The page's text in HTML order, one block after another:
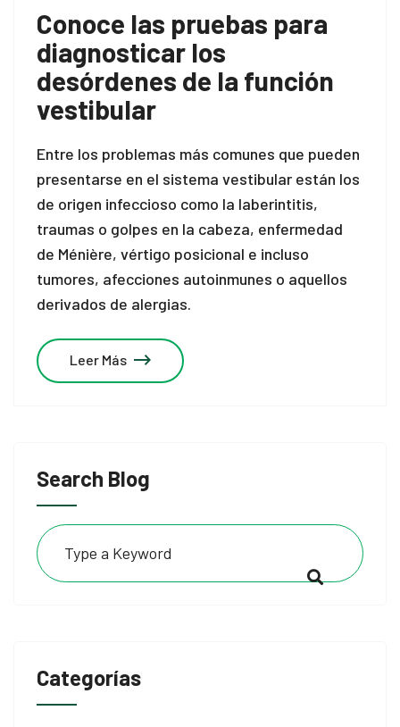
Search Blog
Categorías
Conoce las pruebas para
diagnosticar los
desórdenes de la función
vestibular
Entre los problemas más comunes que pueden
presentarse en el sistema vestibular están los
de origen infeccioso como la laberintitis,
traumas o golpes en la cabeza, enfermedad
de Ménière, vértigo posicional e incluso
tumores, afecciones autoinmunes o aquellos
derivados de alergias.
Leer Más